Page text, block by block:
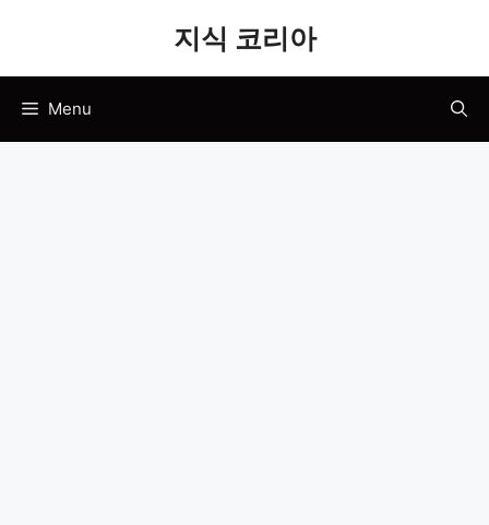
지식 코리아
Menu